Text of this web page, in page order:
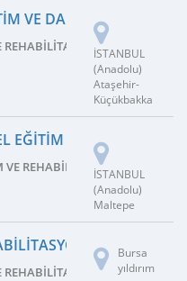
VE DANIŞMANLIK
MERKEZI
İSTANBUL
(Anadolu)
Ataşehir-
Küçükbakka
EĞITIM VE
VE REHABILITASYON MERKEZI
İSTANBUL
(Anadolu)
Maltepe
VE ÖZEL
REHABILITASYON MERKEZI
Bursa
yıldırım